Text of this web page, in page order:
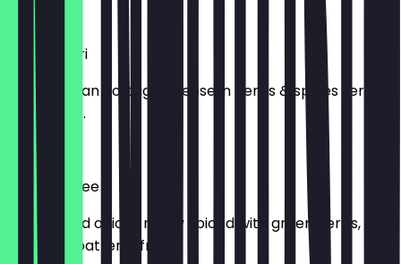
£ 4,20
Paneer Puri
Cubed Indian cottage cheese in herbs & spices served
on a puree.
£ 4,20
Onion Bhajee
Fresh sliced onions mildly spiced with green herbs,
dipped in batter & fried.